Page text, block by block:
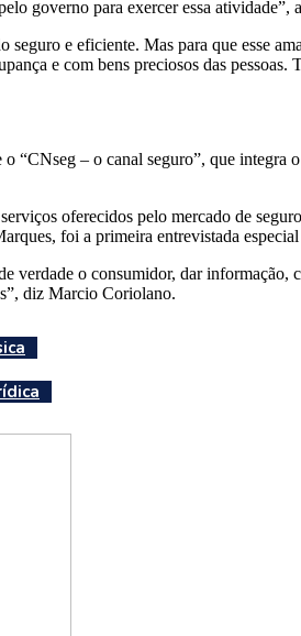
governo para exercer essa
e eficiente. Mas para que esse
e com bens preciosos das
“CNseg – o canal seguro”, que
oferecidos pelo mercado de
foi a primeira entrevistada
verdade o consumidor, dar
diz Marcio Coriolano.